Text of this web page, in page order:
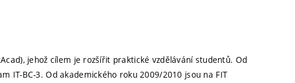
jehož cílem je rozšířit praktické vzdělávání studentů. Od
IT-BC-3. Od akademického roku 2009/2010 jsou na FIT